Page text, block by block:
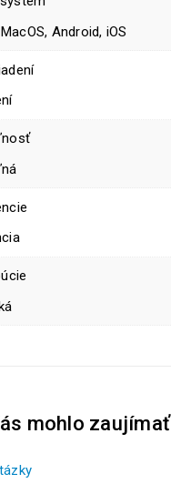
Android, iOS
mohlo zaujímať